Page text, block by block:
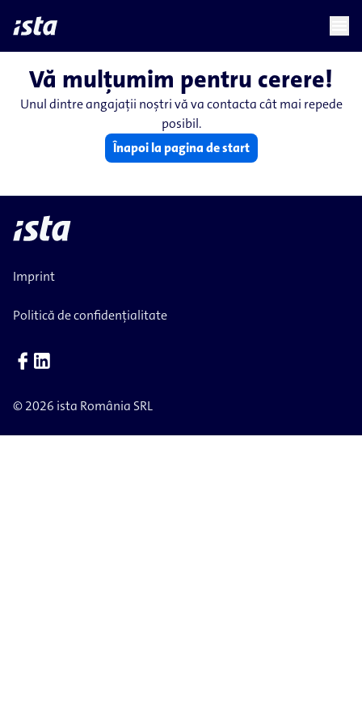
languagechevron_right
Vă mulțumim pentru cerere!
Unul dintre angajații noștri vă va contacta cât mai repede
posibil.
Înapoi la pagina de start
Imprint
Politică de confidențialitate
© 2026 ista România SRL